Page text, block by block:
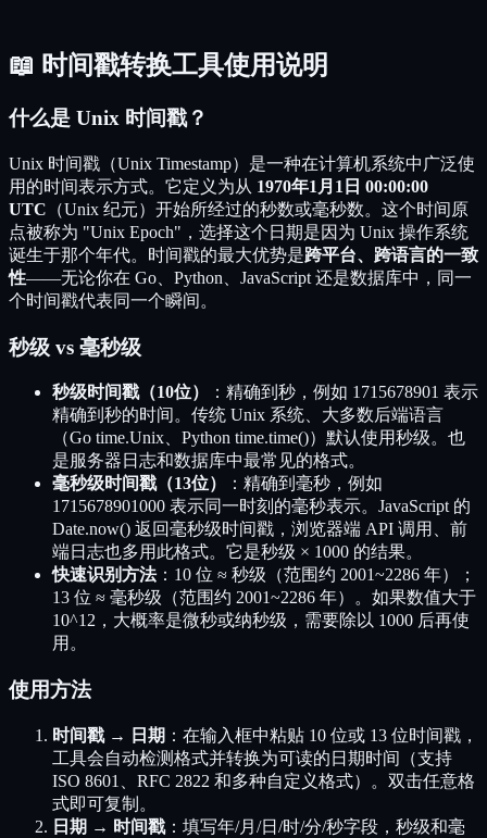
📖 时间戳转换工具使用说明
什么是 Unix 时间戳？
Unix 时间戳（Unix Timestamp）是一种在计算机系统中广泛使
用的时间表示方式。它定义为从 1970年1月1日 00:00:00
UTC （Unix 纪元）开始所经过的秒数或毫秒数。这个时间原
点被称为 "Unix Epoch"，选择这个日期是因为 Unix 操作系统
诞生于那个年代。时间戳的最大优势是跨平台、跨语言的一致
性——无论你在 Go、Python、JavaScript 还是数据库中，同一
个时间戳代表同一个瞬间。
秒级 vs 毫秒级
秒级时间戳（10位）
：精确到秒，例如 1715678901 表示
精确到秒的时间。传统 Unix 系统、大多数后端语言
（Go time.Unix、Python time.time()）默认使用秒级。也
是服务器日志和数据库中最常见的格式。
毫秒级时间戳（13位）
：精确到毫秒，例如
1715678901000 表示同一时刻的毫秒表示。JavaScript 的
Date.now() 返回毫秒级时间戳，浏览器端 API 调用、前
端日志也多用此格式。它是秒级 × 1000 的结果。
快速识别方法：10 位 ≈ 秒级（范围约 2001~2286 年）；
13 位 ≈ 毫秒级（范围约 2001~2286 年）。如果数值大于
10^12，大概率是微秒或纳秒级，需要除以 1000 后再使
用。
使用方法
时间戳 → 日期 ：在输入框中粘贴 10 位或 13 位时间戳，
工具会自动检测格式并转换为可读的日期时间（支持
ISO 8601、RFC 2822 和多种自定义格式）。双击任意格
式即可复制。
日期 → 时间戳：填写年/月/日/时/分/秒字段，秒级和毫